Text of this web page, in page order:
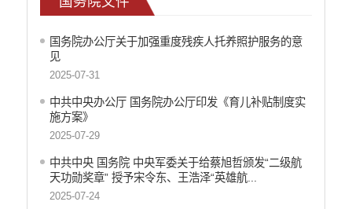
财政资金直达基层
稳岗就业
应急预案
产品质量
公共文化服务
涉农补贴
国务院办公厅关于加强重度残疾人托养照护服务的意
见
2025-07-31
中共中央办公厅 国务院办公厅印发《育儿补贴制度实
施方案》
2025-07-29
中共中央 国务院 中央军委关于给蔡旭哲颁发“二级航
天功勋奖章” 授予宋令东、王浩泽“英雄航...
2025-07-24